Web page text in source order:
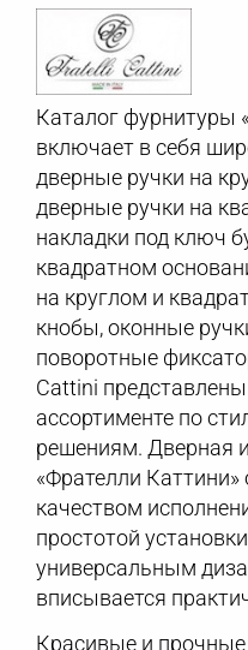
Каталог фурнитуры
включает в себя
дверные ручки на
дверные ручки на
накладки под ключ
квадратном
на круглом и
кнобы, оконные
поворотные
Cattini
ассортименте по
решениям. Дверная
«Фрателли
качеством
простотой
универсальным
вписывается
Красивые и прочные